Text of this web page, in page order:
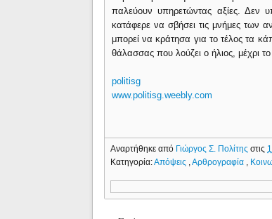
παλεύουν υπηρετώντας αξίες. Δεν
κατάφερε να σβήσει τις μνήμες των
μπορεί να κράτησα για το τέλος τα
θάλασσας που λούζει ο ήλιος, μέχρι
politisg
www.politisg.weebly.com
Αναρτήθηκε από Γιώργος Σ. Πολίτηςστις
Κατηγορία:Απόψεις ,Αρθρογραφία